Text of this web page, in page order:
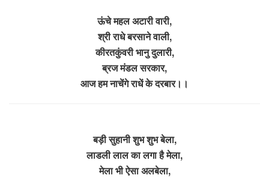
ऊंचे महल अटारी वारी,
श्री राधे बरसाने वाली,
कीरतकुंवरी भानु दुलारी,
ब्रज मंडल सरकार,
आज हम नाचेंगे राधें के दरबार।।
बड़ी सुहानी शुभ शुभ बेला,
लाडली लाल का लगा है मेला,
मेला भी ऐसा अलबेला,